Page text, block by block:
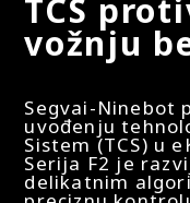
TCS
vožnju
Segvai-Ninebot
uvođenju
Sistem (TCS) u
Serija F2 je
delikatnim
Veličina guma -
254 mm
Povezivanje